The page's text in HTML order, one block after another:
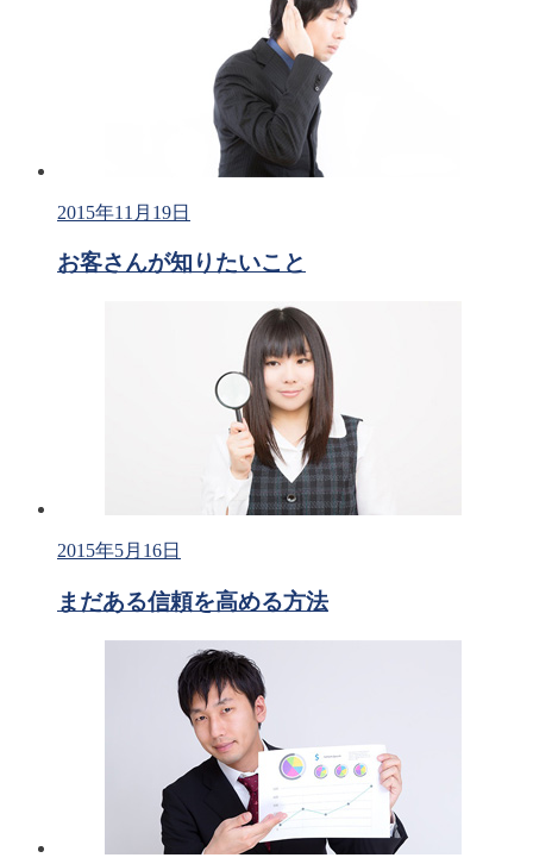
2015年11月19日
お客さんが知りたいこと
2015年5月16日
まだある信頼を高める方法